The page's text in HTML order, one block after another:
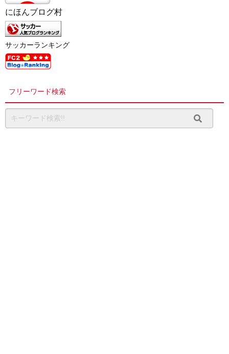
にほんブログ村
サッカーランキング
フリーワード検索